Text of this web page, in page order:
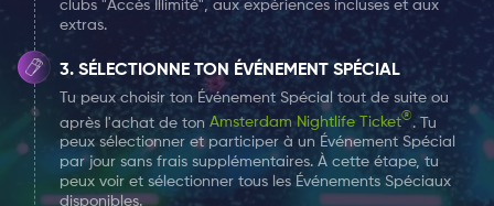
montant de votre course sera débité sur votre carte
de crédit ou Paypal, que vous pouvez saisir lorsque
vous téléchargez l'application sur votre smartphone.
Toutefois, si vous avez acheté le billet Amsterdam
Nightlifeet que votre course coûte moins de 10 €, elle
sera gratuite ! L'application est facile à utiliser et vise
clubs "Accès Illimité", aux expériences incluses et aux
extras.
SÉLECTIONNE TON ÉVÉNEMENT SPÉCIAL
Tu peux choisir ton Événement Spécial tout de suite ou
après l'achat de ton Amsterdam Nightlife Ticket®. Tu
peux sélectionner et participer à un Événement Spécial
par jour sans frais supplémentaires. À cette étape, tu
peux voir et sélectionner tous les Événements Spéciaux
disponibles.